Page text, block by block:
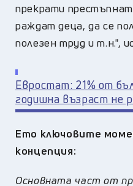
прекрати
раждат деца, да се
полезен труд и т.н.",
Евростат: 21% от
годишна възраст не
Ето ключовите
концепция:
Основната част от